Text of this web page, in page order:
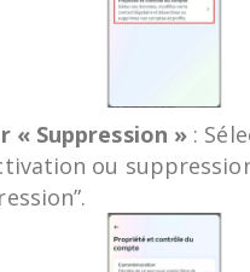
« Suppression » :
ou